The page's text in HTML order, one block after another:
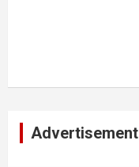
Advertisement